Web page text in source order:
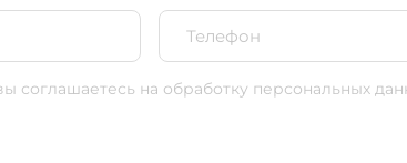
соглашаетесь на обработку персональных